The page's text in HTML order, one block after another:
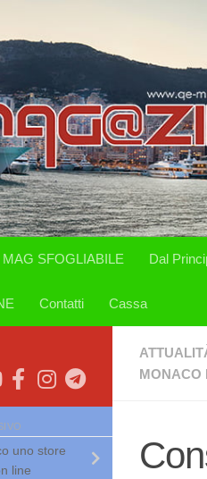
SFOGLIABILE Dal
Contatti Cassa
MONACO
uno store
line